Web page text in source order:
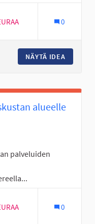
0
NÄYTÄ IDEA
alueelle
palveluiden
0